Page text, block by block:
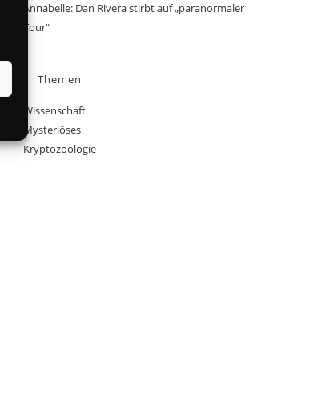
Annabelle: Dan Rivera stirbt auf „paranormaler
Tour“
Themen
Wissenschaft
Mysteriöses
Kryptozoologie